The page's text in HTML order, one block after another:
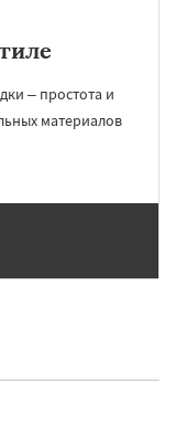
– простота и
материалов